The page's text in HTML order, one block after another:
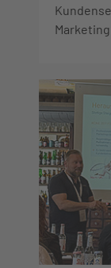
Marketing